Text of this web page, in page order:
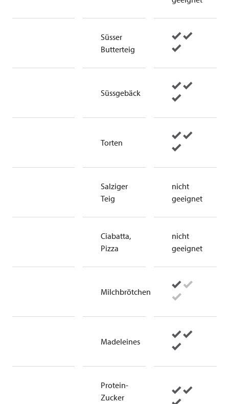
Süsser
Butterteig
Süssgebäck
Torten
Salziger
Teig
nicht
geeignet
Ciabatta,
Pizza
nicht
geeignet
Milchbrötchen
Madeleines
Protein-
Zucker